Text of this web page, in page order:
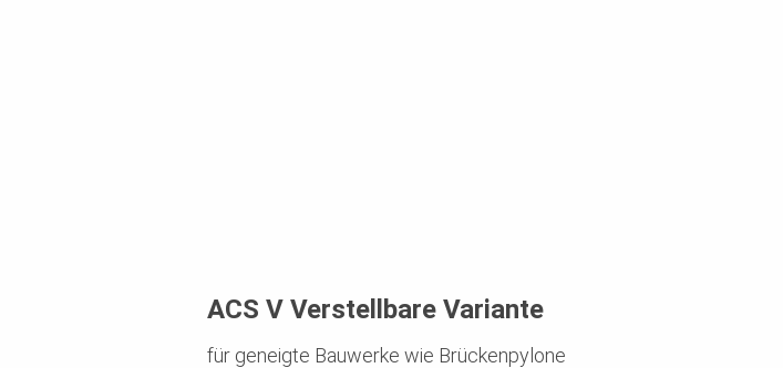
ACS V Verstellbare Variante
für geneigte Bauwerke wie Brückenpylone